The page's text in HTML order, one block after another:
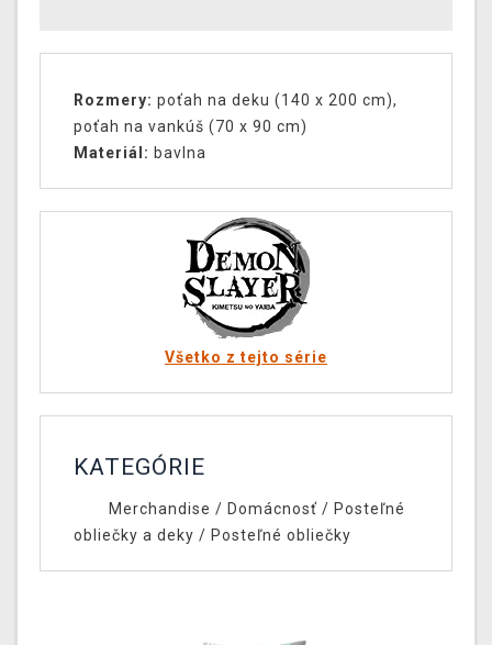
Rozmery: poťah na deku (140 x 200 cm),
poťah na vankúš (70 x 90 cm)
Materiál : bavlna
Všetko z tejto série
KATEGÓRIE
Merchandise / Domácnosť / Posteľné
obliečky a deky / Posteľné obliečky